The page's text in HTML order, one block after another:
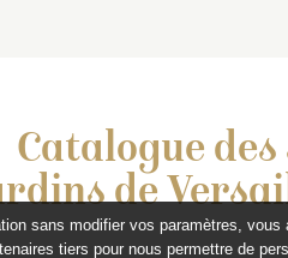
Catalogue
de
sans modifier vos paramètres,
tiers pour nous permettre de